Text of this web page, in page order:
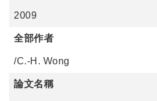
2009
全部作者
/C.-H. Wong
論文名稱